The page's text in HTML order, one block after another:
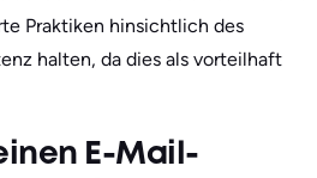
Praktiken hinsichtlich des
halten, da dies als vorteilhaft
E-Mail-